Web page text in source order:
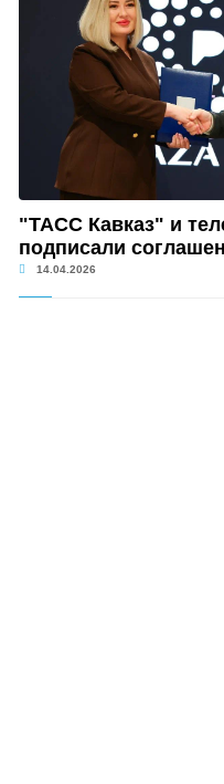
"ТАСС Кавказ" и
подписали
14.04.2026